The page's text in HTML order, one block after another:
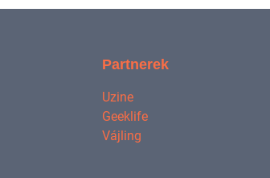
Partnerek
Uzine
Geeklife
Vájling